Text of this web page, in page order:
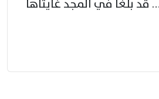
… قد بلغا في المجد غايتاها